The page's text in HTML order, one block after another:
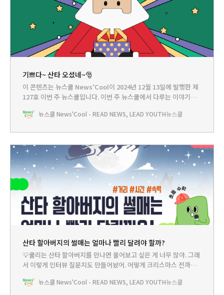
기쁘다~ 산타 오셨네~🎅
이 콘텐츠는 뉴스쿨 News’Cool이 2024년 12월 13일에 발행한 제
127호 이번 주 뉴스쿨입니다.‌ 이번 주 뉴스쿨에서 다루는 이야기는...
- 산타할아버지의 썰매는 얼마나 빨리 달려야 할까?PLAY - 산타클
뉴스쿨 News'Cool - READ NEWS, LEAD YOUTH뉴스쿨
산타 할아버지의 썰매는 얼마나 빨리 달려야 할까?
💡쿨리는 산타 할아버지를 만나면 물어보고 싶은 게 너무 많아. 그래
서 이렇게 인터뷰 질문지도 만들어놨어. 어떻게 크리스마스 전까지
는 어떻게 알아내신 건지, 착한 어린이인지 아닌지 어떻게 아시는지
뉴스쿨 News'Cool - READ NEWS, LEAD YOUTH뉴스쿨